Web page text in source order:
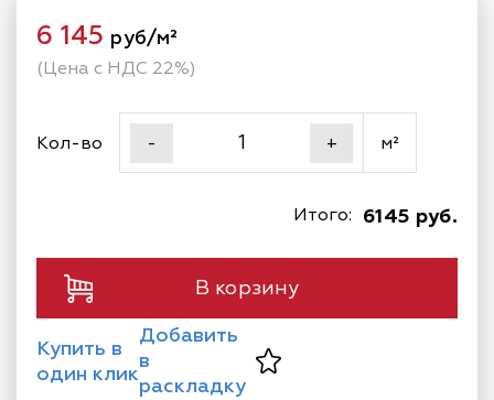
6 145 руб/м²
(Цена с НДС 22%)
Кол-во - + м²
6145 руб.
Итого:
В корзину
Купить в
один клик
Добавить
в
раскладку